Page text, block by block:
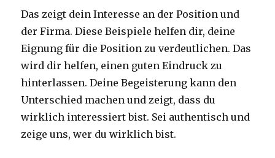
Das zeigt dein Interesse an der Position und
der Firma. Diese Beispiele helfen dir, deine
Eignung für die Position zu verdeutlichen. Das
wird dir helfen, einen guten Eindruck zu
hinterlassen. Deine Begeisterung kann den
Unterschied machen und zeigt, dass du
wirklich interessiert bist. Sei authentisch und
zeige uns, wer du wirklich bist.